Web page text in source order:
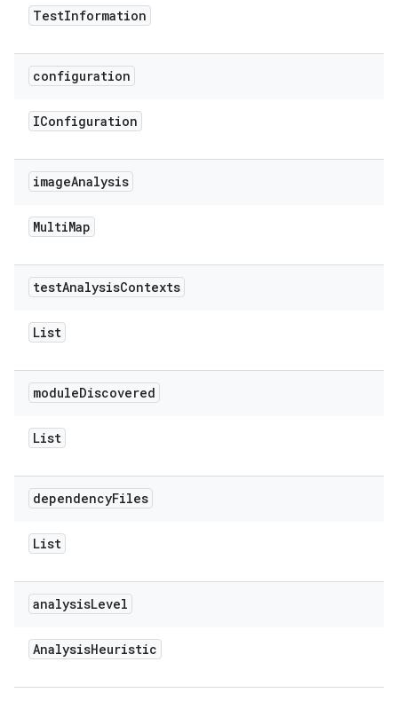
TestInformation
configuration
IConfiguration
imageAnalysis
MultiMap
testAnalysisContexts
List
moduleDiscovered
List
dependencyFiles
List
analysisLevel
AnalysisHeuristic